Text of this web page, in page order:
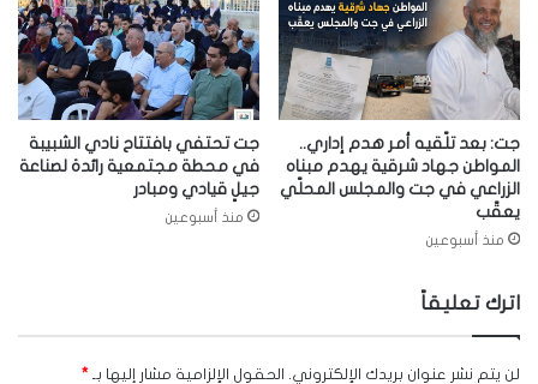
جت: بعد تلّقيه أمر هدم إداري..
المواطن جهاد شرقية يهدم مبناه
الزراعي في جت والمجلس المحلّي
يعقّب
منذ أسبوعين
جت تحتفي بافتتاح نادي الشبيبة
في محطة مجتمعية رائدة لصناعة
جيلٍ قيادي ومبادر
منذ أسبوعين
اترك تعليقاً
لن يتم نشر عنوان بريدك الإلكتروني. الحقول الإلزامية مشار إليها بـ *